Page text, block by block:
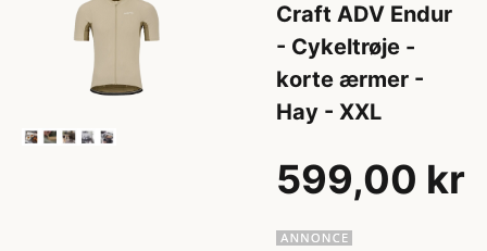
Craft ADV Endur
- Cykeltrøje -
korte ærmer -
Hay - XXL
599,00 kr